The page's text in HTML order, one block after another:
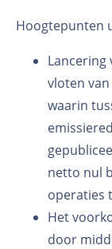
Hoogtepunten
Lancering
vloten van
waarin
netto nul
operaties
Het
door